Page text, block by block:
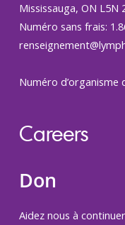
Mississauga, ON L5N
Numéro sans frais:
Numéro d’organisme
Careers
Don
Aidez nous à